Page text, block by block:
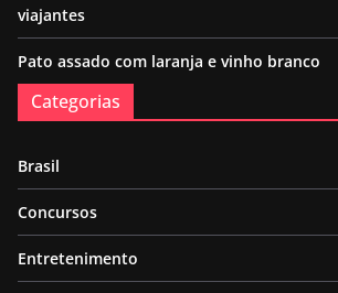
viajantes
Pato assado com laranja e vinho branco
Categorias
Brasil
Concursos
Entretenimento